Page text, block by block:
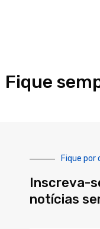
Fique
Fique por
Inscreva-
notícias